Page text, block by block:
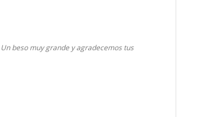
beso muy grande y agradecemos tus